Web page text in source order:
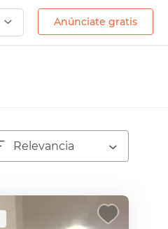
Anúnciate gratis
Relevancia